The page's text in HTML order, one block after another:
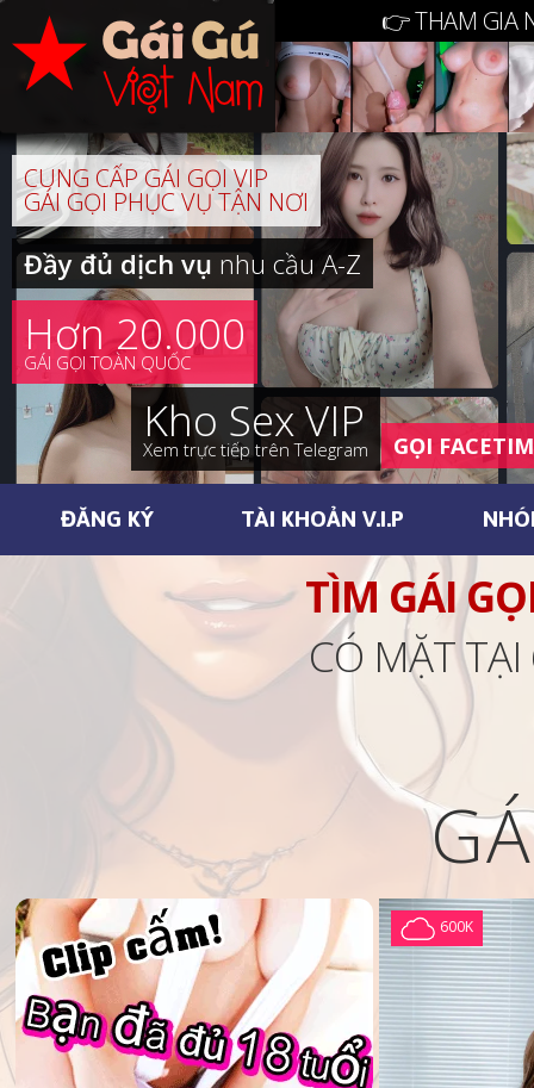
👉 THAM GIA
CUNG CẤP GÁI GỌI VIP
GÁI GỌI PHỤC VỤ TẬN NƠI
Đầy đủ dịch vụnhu cầu A-Z
Hơn 20.000
GÁI GỌI TOÀN QUỐC
Kho Sex VIP
Xem trực tiếp trên Telegram GỌI
ĐĂNG KÝ TÀI KHOẢN V.I.P
TÌM GÁI
CÓ MẶT
600K